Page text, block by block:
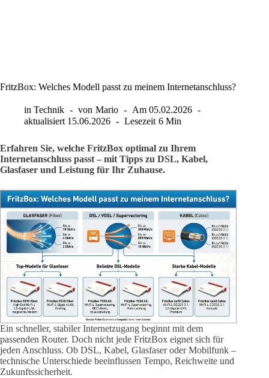
FritzBox: Welches Modell passt zu meinem Internetanschluss?
in Technik von Mario Am 05.02.2026
aktualisiert 15.06.2026 Lesezeit 6 Min
Erfahren Sie, welche FritzBox optimal zu Ihrem
Internetanschluss passt – mit Tipps zu DSL, Kabel,
Glasfaser und Leistung für Ihr Zuhause.
Ein schneller, stabiler Internetzugang beginnt mit dem
passenden Router. Doch nicht jede FritzBox eignet sich für
jeden Anschluss. Ob DSL, Kabel, Glasfaser oder Mobilfunk –
technische Unterschiede beeinflussen Tempo, Reichweite und
Zukunftssicherheit.